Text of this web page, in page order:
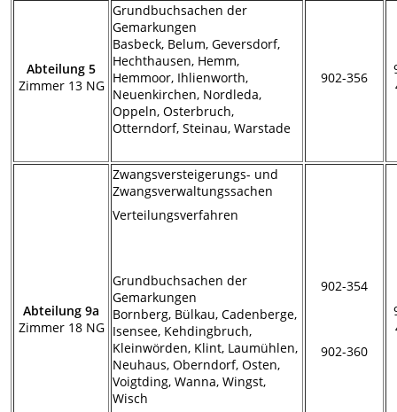
Abteilung 5
Zimmer 13 NG
Grundbuchsachen der
Gemarkungen
Basbeck, Belum, Geversdorf,
Hechthausen, Hemm,
Hemmoor, Ihlienworth,
Neuenkirchen, Nordleda,
Oppeln, Osterbruch,
Otterndorf, Steinau, Warstade
902-356
Abteilung 9a
Zimmer 18 NG
Zwangsversteigerungs- und
Zwangsverwaltungssachen
Verteilungsverfahren
Grundbuchsachen der
Gemarkungen
Bornberg, Bülkau, Cadenberge,
Isensee, Kehdingbruch,
Kleinwörden, Klint, Laumühlen,
Neuhaus, Oberndorf, Osten,
Voigtding, Wanna, Wingst,
Wisch
902-354
902-360